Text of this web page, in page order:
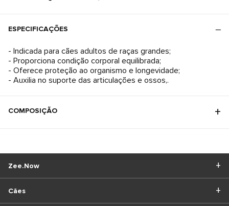
ESPECIFICAÇÕES
- Indicada para cães adultos de raças grandes;
- Proporciona condição corporal equilibrada;
- Oferece proteção ao organismo e longevidade;
- Auxilia no suporte das articulações e ossos,.
COMPOSIÇÃO
Cães
Zee.Now